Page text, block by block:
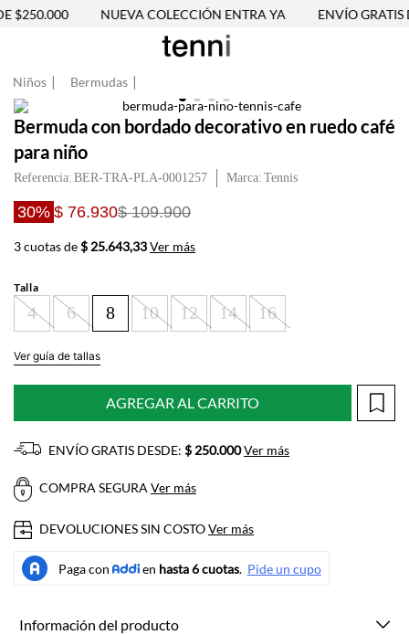
$250.000 NUEVA COLECCIÓN ENTRA YA ENVÍO GRATIS
Niños Bermudas
Bermuda con bordado decorativo en ruedo café
para niño
Referencia: BER-TRA-PLA-0001257 Tennis
30% $ 76.930$ 109.900
3 cuotas de$ 25.643,33Ver más
Talla
4 6 8 10 12 14 16
Ver guía de tallas
AGREGAR AL CARRITO
ENVÍO GRATIS DESDE: $ 250.000Ver más
COMPRA SEGURA Ver más
DEVOLUCIONES SIN COSTOVer más
Información del producto